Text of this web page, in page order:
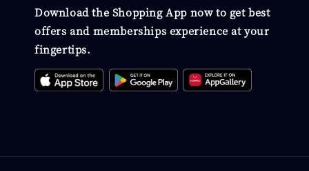
Download the Shopping App now to get best
offers and memberships experience at your
fingertips.